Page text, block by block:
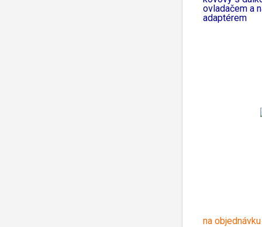
ovladačem a
adaptérem
na objednávku